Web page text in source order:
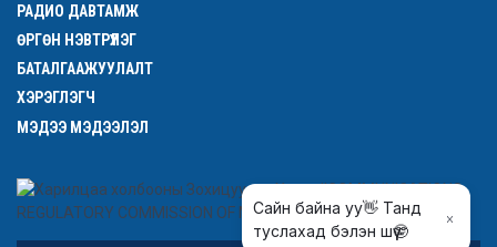
РАДИО ДАВТАМЖ
ӨРГӨН НЭВТРҮҮЛЭГ
БАТАЛГААЖУУЛАЛТ
ХЭРЭГЛЭГЧ
МЭДЭЭ МЭДЭЭЛЭЛ
Сайн байна уу👋 Танд
туслахад бэлэн шүү🤓